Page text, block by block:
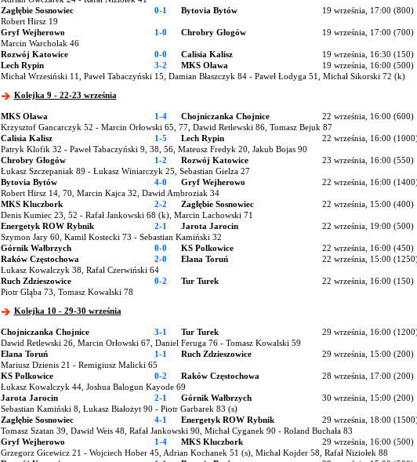
Zagłębie Sosnowiec
0-1 Bytovia Bytów
19 września, 17:00 (800)
Robert Hirsz 19
Gryf Wejherowo
1-0 Chrobry Głogów
19 września, 17:00 (700)
Marcin Warcholak 46
Rozwój Katowice
0-0 Calisia Kalisz
19 września, 16:30 (150)
Lech Rypin
3-2 MKS Oława
19 września, 16:00 (500)
Michał Wrzesiński 11, Paweł Tabaczyński 15, Damian Błaszczyk 84 - Paweł Łodyga 51, Michał Sikorski 72 (k)
Kolejka 9 - 22-23 września
MKS Oława 1-4 Chojniczanka Chojnice
22 września, 16:00 (600)
Krzysztof Gancarczyk 52 - Marcin Orłowski 65, 77, Dawid Retlewski 86, Tomasz Bejuk 87
Calisia Kalisz
1-5 Lech Rypin
22 września, 16:00
Patryk Klofik 32 - Paweł Tabaczyński 9, 38, 56, Mateusz Fredyk 20, Jakub Bojas 90
Chrobry Głogów
1-2 Rozwój Katowice
23 września, 16:00 (550)
Łukasz Szczepaniak 89 - Łukasz Winiarczyk 25, Sebastian Gielza 27
Bytovia Bytów
4-0 Gryf Wejherowo
22 września, 16:00
Robert Hirsz 14, 70, Marcin Kajca 32, Dawid Ambroziak 34
MKS Kluczbork
2-2 Zagłębie Sosnowiec
22 września, 15:00 (400)
Denis Kumiec 23, 52 - Rafał Jankowski 68 (k), Marcin Lachowski 71
Energetyk ROW Rybnik
2-1 Jarota Jarocin
22 września, 19:00 (500)
Szymon Jary 60, Kamil Kostecki 73 - Sebastian Kamiński 32
Górnik Wałbrzych
0-0 KS Polkowice
22 września, 16:00 (450)
Raków Częstochowa
2-0 Elana Toruń
22 września, 15:00
Łukasz Kowalczyk 38, Rafał Czerwiński 64
Ruch Zdzieszowice
0-2 Tur Turek
22 września, 16:00 (150)
Piotr Gląba 73, Tomasz Kowalski 78
Kolejka 10 - 29-30 września
Chojniczanka Chojnice 3-1 Tur Turek
29 września, 16:00
Dawid Retlewski 26, Marcin Orłowski 67, Daniel Feruga 76 - Tomasz Kowalski 59
Elana Toruń
1-1 Ruch Zdzieszowice
29 września, 15:00 (200)
Mariusz Dzienis 21 - Remigiusz Malicki 65
KS Polkowice
0-2 Raków Częstochowa
28 września, 17:00 (200)
Łukasz Kowalczyk 44, Joshua Balogun Kayode 69
Jarota Jarocin
2-1 Górnik Wałbrzych
30 września, 15:00 (200)
Sebastian Kamiński 8, Łukasz Białożyt 90 - Piotr Garbarek 83 (s)
Zagłębie Sosnowiec
4-1 Energetyk ROW Rybnik
29 września, 18:00
Tomasz Szatan 39, Dawid Weis 48, Rafał Jankowski 90, Michał Cyganek 90 - Roland Buchała 83
Gryf Wejherowo
1-4 MKS Kluczbork
29 września, 16:00 (500)
Grzegorz Gicewicz 21 - Wojciech Hober 45, Adrian Kochanek 51 (s), Michał Kojder 58, Rafał Niziołek 88